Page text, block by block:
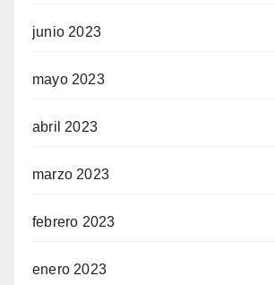
junio 2023
mayo 2023
abril 2023
marzo 2023
febrero 2023
enero 2023